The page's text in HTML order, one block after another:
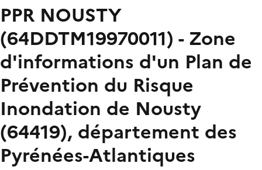
PPR NOUSTY
(64DDTM19970011) - Zone
d'informations d'un Plan de
Prévention du Risque
Inondation de Nousty
(64419), département des
Pyrénées-Atlantiques